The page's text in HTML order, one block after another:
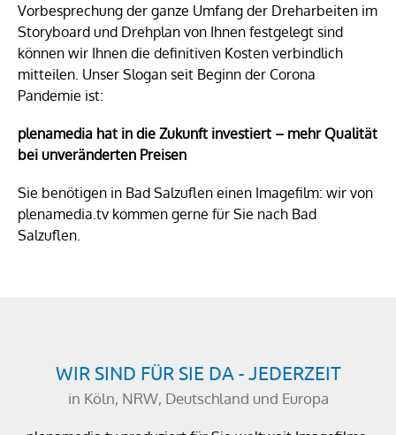
Vorbesprechung der ganze Umfang der Dreharbeiten im
Storyboard und Drehplan von Ihnen festgelegt sind
können wir Ihnen die definitiven Kosten verbindlich
mitteilen. Unser Slogan seit Beginn der Corona
Pandemie ist:
plenamedia hat in die Zukunft investiert – mehr Qualität
bei unveränderten Preisen
Sie benötigen in Bad Salzuflen einen Imagefilm: wir von
plenamedia.tv kommen gerne für Sie nach Bad
Salzuflen.
WIR SIND FÜR SIE DA - JEDERZEIT
in Köln, NRW, Deutschland und Europa